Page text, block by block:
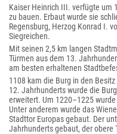
Kaiser Heinrich III. verfügte um
zu bauen. Erbaut wurde sie
Regensburg, Herzog Konrad I.
Siegreichen.
Mit seinen 2,5 km langen
Türmen aus dem 13.
am besten erhaltenen
1108 kam die Burg in den
12. Jahrhunderts wurde die
erweitert. Um 1220–1225
Unter anderem wurde das
Stadttor Europas gebaut. Der
Jahrhunderts gebaut, der obere